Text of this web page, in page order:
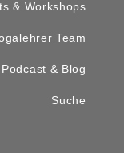
& Workshops
Team
Podcast & Blog
Suche